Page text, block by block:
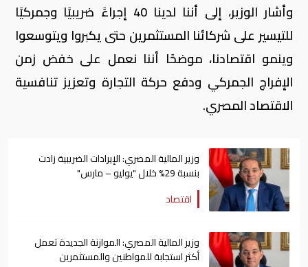
وأشار الوزير، إلى أننا لدينا 40 إجراءً ضريبيًا وجمركيًا
للتيسير على شركائنا المستثمرين حتى يكبروا ويتوسعوا
وينمو اقتصادنا، موضحًا أننا نعمل على خفض زمن
الإفراج الجمركي ودفع حركة التجارة وتعزيز تنافسية
الاقتصاد المصري.
وزير المالية المصري: الإيرادات الضريبية زادت
بنسبة 29% خلال "يوليو – مارس"
اقتصاد
وزير المالية المصري: الموازنة الجديدة تعمل
أكثر استجابة للمواطنين والمستثمرين